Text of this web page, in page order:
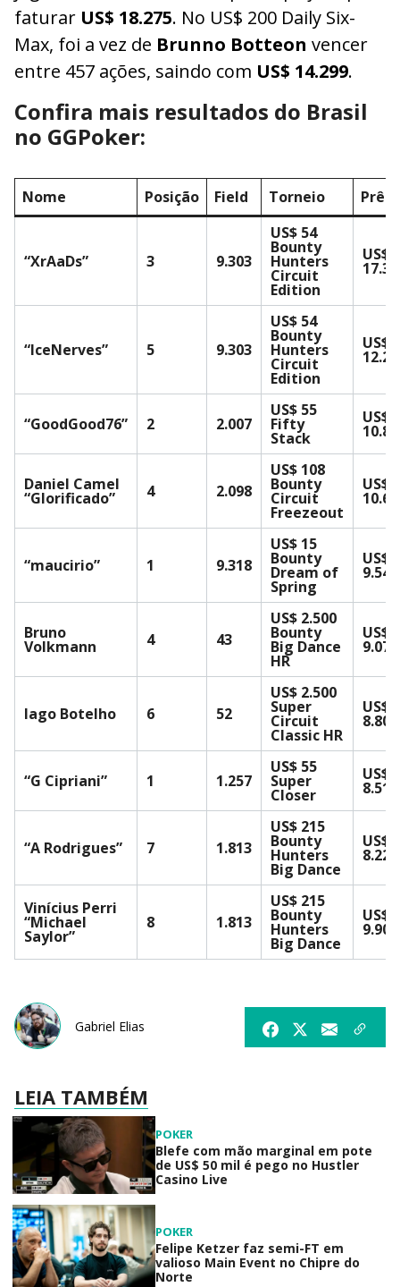
faturar US$ 18.275. No US$ 200 Daily Six-
Max, foi a vez de Brunno Botteon vencer
entre 457 ações, saindo com US$ 14.299.
Confira mais resultados do Brasil
no GGPoker:
Nome Posição Field Torneio
“XrAaDs” 3 9.303
US$ 54
Bounty
Hunters
Circuit
Edition
US$
“IceNerves” 5 9.303
US$ 54
Bounty
Hunters
Circuit
Edition
US$
“GoodGood76” 2 2.007
US$ 55
Fifty
Stack
US$
Daniel Camel
“Glorificado” 4 2.098
US$ 108
Bounty
Circuit
Freezeout
US$
“maucirio” 1 9.318
US$ 15
Bounty
Dream of
Spring
US$
9.541
Bruno
Volkmann 4 43
US$ 2.500
Bounty
Big Dance
HR
US$
9.078
Iago Botelho 6 52
US$ 2.500
Super
Circuit
Classic HR
US$
8.802
“G Cipriani” 1 1.257
US$ 55
Super
Closer
US$
8.512
“A Rodrigues” 7 1.813
US$ 215
Bounty
Hunters
Big Dance
US$
8.229
Vinícius Perri
“Michael
Saylor”
8 1.813
US$ 215
Bounty
Hunters
Big Dance
US$
9.907
Gabriel Elias
LEIA TAMBÉM
POKER
Blefe com mão marginal em pote
de US$ 50 mil é pego no Hustler
Casino Live
POKER
Felipe Ketzer faz semi-FT em
valioso Main Event no Chipre do
Norte